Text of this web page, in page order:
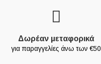
Δωρέαν μεταφορικά
για παραγγελίες άνω των €50